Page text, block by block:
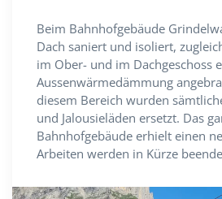
Beim Bahnhofgebäude
Dach saniert und isoliert,
im Ober- und im Dachgeschoss
Aussenwärmedämmung
diesem Bereich wurden
und Jalousieläden ersetzt. Das
Bahnhofgebäude erhielt einen
Arbeiten werden in Kürze